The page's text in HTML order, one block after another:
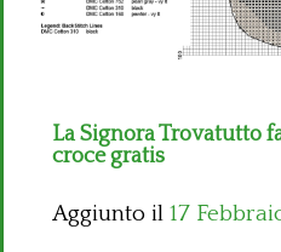
La Signora Trovatutto
croce gratis
Aggiunto il 17